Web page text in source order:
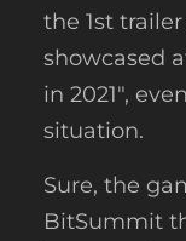
the 1st
showcased
in 2021",
situation.
Sure, the
BitSummit